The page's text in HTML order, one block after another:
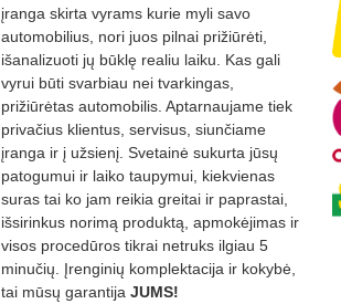
įranga skirta vyrams kurie myli savo
automobilius, nori juos pilnai prižiūrėti,
išanalizuoti jų būklę realiu laiku. Kas gali
vyrui būti svarbiau nei tvarkingas,
prižiūrėtas automobilis. Aptarnaujame tiek
privačius klientus, servisus, siunčiame
įranga ir į užsienį. Svetainė sukurta jūsų
patogumui ir laiko taupymui, kiekvienas
suras tai ko jam reikia greitai ir paprastai,
išsirinkus norimą produktą, apmokėjimas ir
visos procedūros tikrai netruks ilgiau 5
minučių. Įrenginių komplektacija ir kokybė,
tai mūsų garantija JUMS!